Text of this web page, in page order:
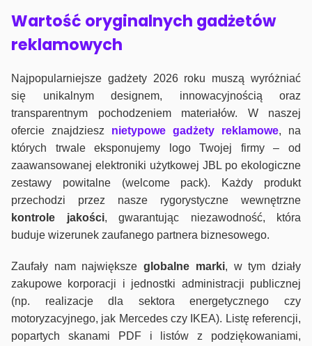
Wartość oryginalnych gadżetów
reklamowych
Najpopularniejsze gadżety 2026 roku muszą wyróżniać
się unikalnym designem, innowacyjnością oraz
transparentnym pochodzeniem materiałów. W naszej
ofercie znajdziesz nietypowe gadżety reklamowe, na
których trwale eksponujemy logo Twojej firmy – od
zaawansowanej elektroniki użytkowej JBL po ekologiczne
zestawy powitalne (welcome pack). Każdy produkt
przechodzi przez nasze rygorystyczne wewnętrzne
kontrole jakości, gwarantując niezawodność, która
buduje wizerunek zaufanego partnera biznesowego.
Zaufały nam największeglobalne marki, w tym działy
zakupowe korporacji i jednostki administracji publicznej
(np. realizacje dla sektora energetycznego czy
motoryzacyjnego, jak Mercedes czy IKEA). Listę referencji,
popartych skanami PDF i listów z podziękowaniami,